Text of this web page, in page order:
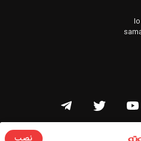
متعلق به شنوتو است